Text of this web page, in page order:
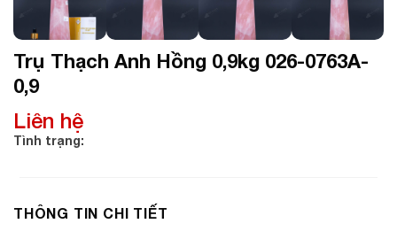
Trụ Thạch Anh Hồng 0,9kg 026-0763A-
0,9
Liên hệ
Tình trạng:
THÔNG TIN CHI TIẾT